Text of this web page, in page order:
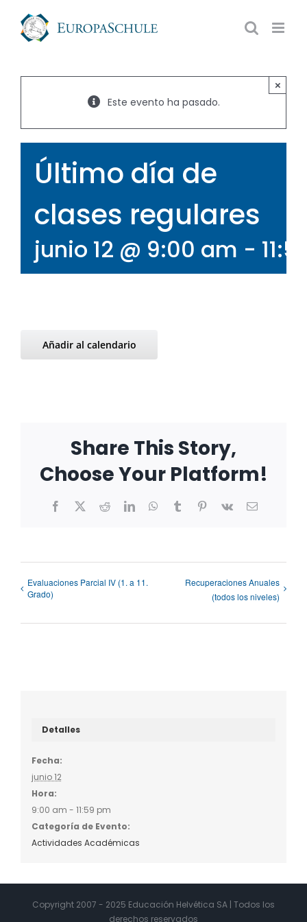
contenido
Este evento ha pasado.
×
Último día de
clases regulares
junio 12 @ 9:00 am -
Añadir al calendario
Share This Story,
Choose Your Platform!
Facebook
X RedditLinkedInWhatsApp
TumblrPinterest
Vk
Correo
Evaluaciones Parcial IV (1. a 11.
Grado)
Recuperaciones Anuales
(todos los niveles)
Detalles
Fecha:
junio 12
Hora:
9:00 am - 11:59 pm
Categoría de Evento:
Actividades Académicas
Copyright 2007 - 2025 Educación Helvética SA | Todos los
derechos reservados